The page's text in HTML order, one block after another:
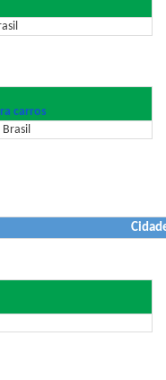
carros
Brasil